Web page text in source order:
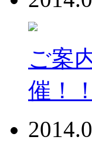
ご案
催！！